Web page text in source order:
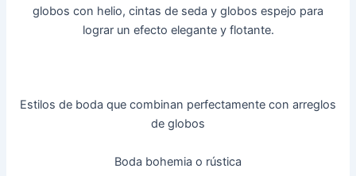
globos con helio, cintas de seda y globos espejo para
lograr un efecto elegante y flotante.
Estilos de boda que combinan perfectamente con arreglos
de globos
Boda bohemia o rústica